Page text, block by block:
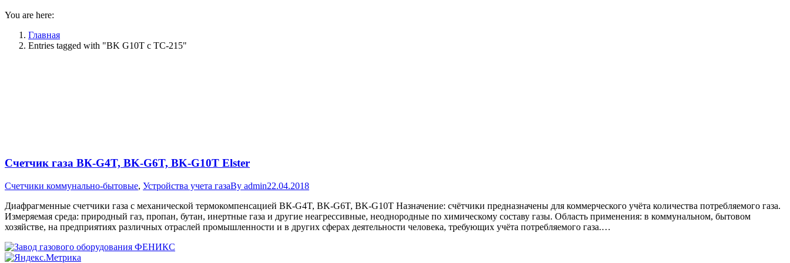
You are here:
Главная
Entries tagged with "BK G10T с ТС-215"
Счетчик газа ВК-G4T, BK-G6T, BK-G10T Elster
Счетчики коммунально-бытовые, Устройства учета газаBy admin22.04.2018
Диафрагменные счетчики газа с механической термокомпенсацией ВК-G4T, BK-G6T, BK-G10T Назначение: счётчики предназначены для коммерческого учёта количества потребляемого газа.
Измеряемая среда: природный газ, пропан, бутан, инертные газа и другие неагрессивные, неоднородные по химическому составу газы. Область применения: в коммунальном, бытовом
хозяйстве, на предприятиях различных отраслей промышленности и в других сферах деятельности человека, требующих учёта потребляемого газа.…